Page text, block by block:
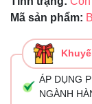
Mã sản phẩm:
ÁP DỤNG
NGÀNH